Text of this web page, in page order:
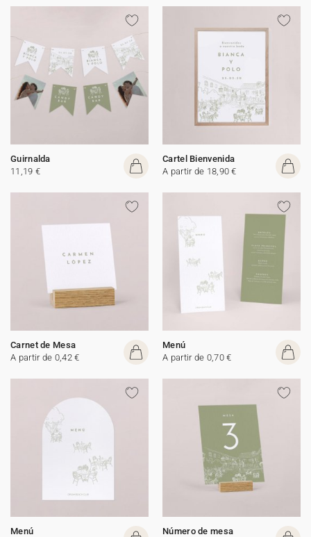
Guirnalda
11,19 €
Cartel Bienvenida
A partir de 18,90 €
Carnet de Mesa
A partir de 0,42 €
Menú
A partir de 0,70 €
Menú
Número de mesa